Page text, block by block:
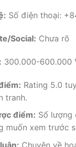
Số điện thoại:
Social: Chưa rõ
300.000-600.000
Rating 5.0
tranh.
điểm: Số lượng
muốn xem trước
Chuyên về